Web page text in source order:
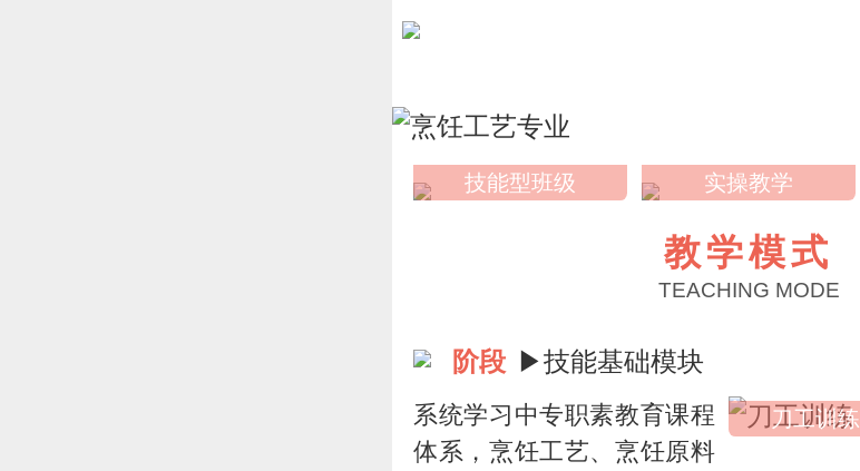
技能型班级 实操教学
教学模式
TEACHING MODE
阶段 ▶技能基础模块
系统学习中专职素教育课程
体系，烹饪工艺、烹饪原料
刀工训练